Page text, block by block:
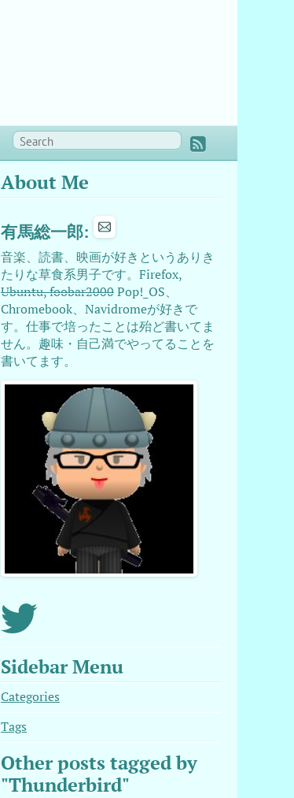
About Me
有馬総一郎:
音楽、読書、映画が好きというありき
たりな草食系男子です。Firefox,
Ubuntu, foobar2000Pop!_OS、
Chromebook、Navidromeが好きで
す。仕事で培ったことは殆ど書いてま
せん。趣味・自己満でやってることを
書いてます。
Sidebar Menu
Categories
Tags
Other posts tagged by
"Thunderbird"